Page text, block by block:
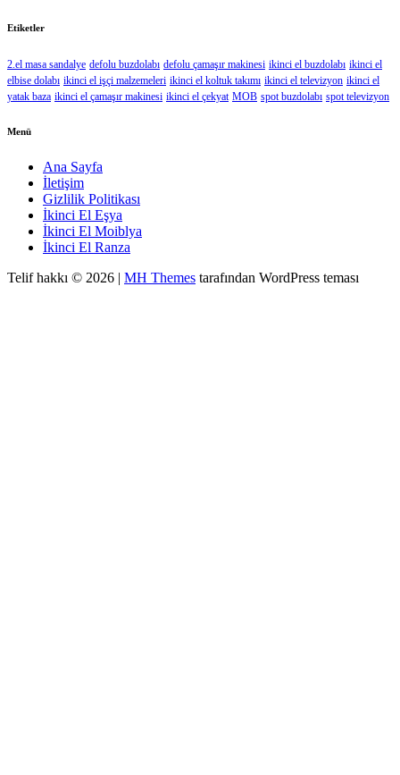
Etiketler
2.el masa sandalye defolu buzdolabı defolu çamaşır makinesi ikinci el buzdolabı ikinci el
elbise dolabı ikinci el işçi malzemeleri ikinci el koltuk takımı ikinci el televizyon ikinci el
yatak baza ikinci el çamaşır makinesi ikinci el çekyat MOB spot buzdolabı spot televizyon
Menü
Ana Sayfa
İletişim
Gizlilik Politikası
İkinci El Eşya
İkinci El Moiblya
İkinci El Ranza
Telif hakkı © 2026 | MH Themes tarafından WordPress teması